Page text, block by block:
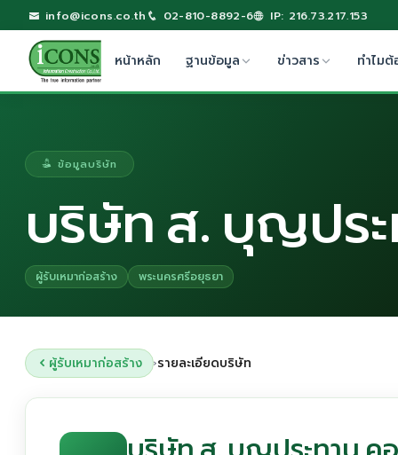
info@icons.co.th 02-810-8892-6 IP: 216.73.217.153
หน้าหลัก ฐานข้อมูล ข่าวสาร ทำไมต้
ข้อมูลบริษัท
บริษัท ส. บุญปร
ผู้รับเหมาก่อสร้าง พระนครศรีอยุธยา
ผู้รับเหมาก่อสร้าง ›รายละเอียดบริษัท
บริษัท ส. บุญประทาน ค